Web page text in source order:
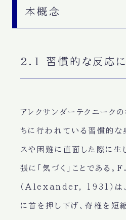
本概念
2.1 習慣的な反応に
アレクサンダーテクニーク
ちに行われている習慣的な
スや困難に直面した際に生
張に「気づく」ことである
（Alexander, 1931）は
に首を押し下げ、脊椎を短